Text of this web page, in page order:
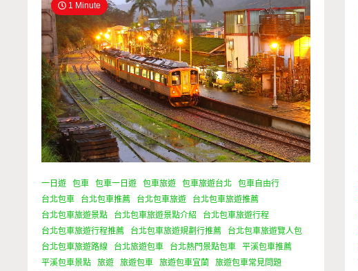
1 Minute
一日遊 包車 包車一日遊 包車旅遊 包車旅遊台北
包車自由行
台北包車
台北包車推薦 台北包車旅遊
台北包車旅遊推薦
台北包車旅遊景點
台北包車旅遊景點介紹
台北包車旅遊行程
台北包車旅遊行程推薦
台北包車旅遊規劃行推薦
台北包車旅遊覽人包
台北包車旅遊路線
台北旅遊包車 台北熱門景點包車
平溪包車推薦
平溪包車景點
旅遊 旅遊包車 旅遊包車宜蘭
旅遊包車常見問題